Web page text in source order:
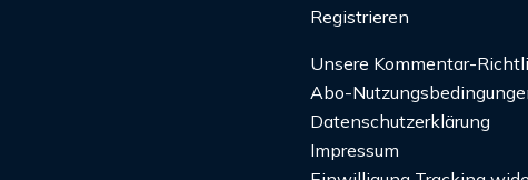
Registrieren
Unsere Kommentar-
Abo-
Datenschutzerklärung
Impressum